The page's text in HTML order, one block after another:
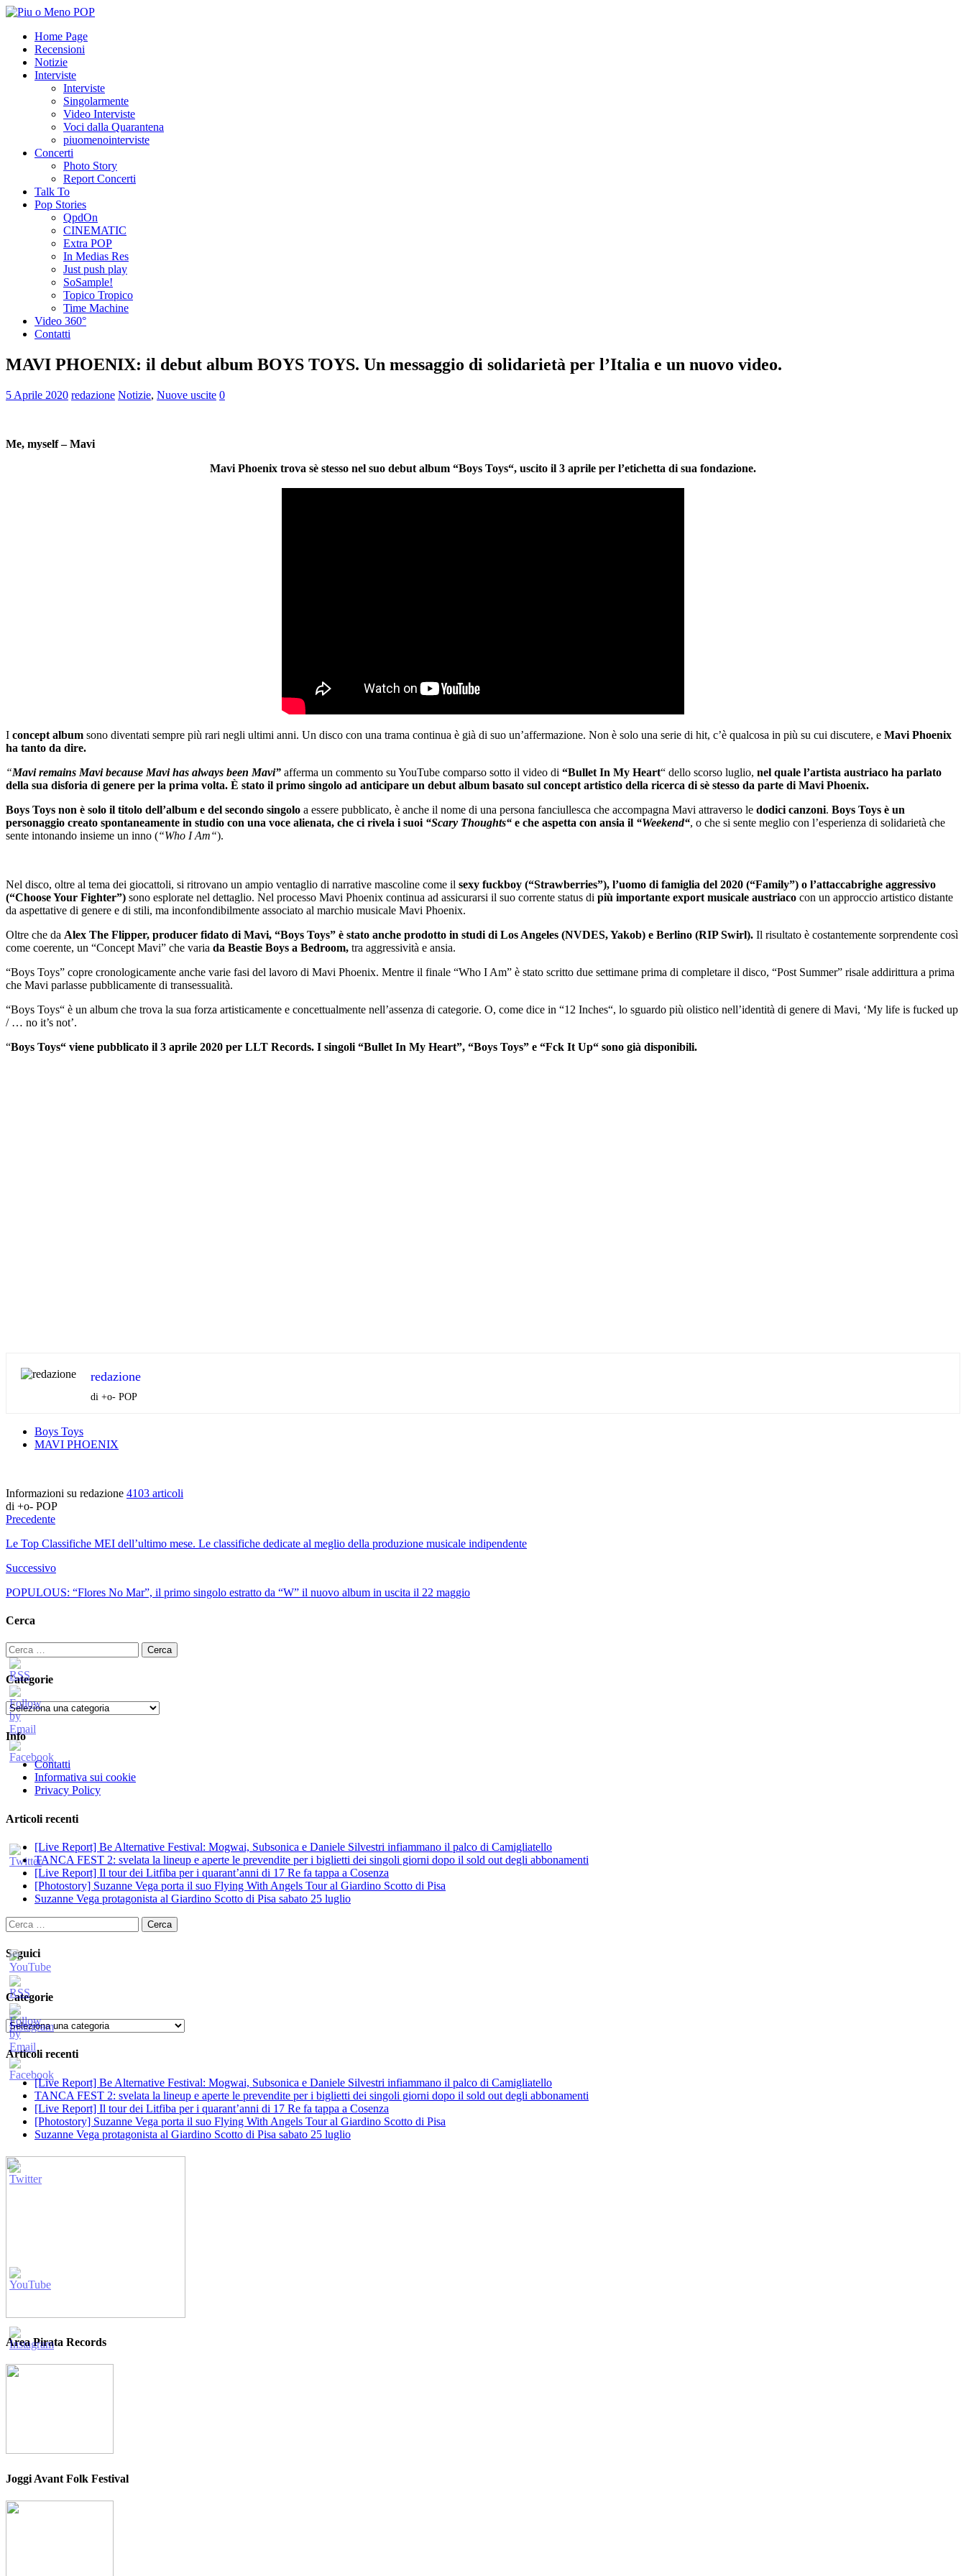
Home Page
Recensioni
Notizie
Interviste
Interviste
Singolarmente
Video Interviste
Voci dalla Quarantena
piuomenointerviste
Concerti
Photo Story
Report Concerti
Talk To
Pop Stories
QpdOn
CINEMATIC
Extra POP
In Medias Res
Just push play
SoSample!
Topico Tropico
Time Machine
Video 360°
Contatti
MAVI PHOENIX: il debut album BOYS TOYS. Un messaggio di solidarietà per l’Italia e un nuovo video.
5 Aprile 2020 redazione Notizie, Nuove uscite 0
Me, myself – Mavi
Mavi Phoenix trova sè stesso nel suo debut album “Boys Toys“, uscito il 3 aprile per l’etichetta di sua fondazione.
I concept album sono diventati sempre più rari negli ultimi anni. Un disco con una trama continua è già di suo un’affermazione. Non è solo una serie di hit, c’è qualcosa in più su cui discutere, e Mavi Phoenix
ha tanto da dire.
“Mavi remains Mavi because Mavi has always been Mavi” afferma un commento su YouTube comparso sotto il video di “Bullet In My Heart“ dello scorso luglio, nel quale l’artista austriaco ha parlato
della sua disforia di genere per la prima volta. È stato il primo singolo ad anticipare un debut album basato sul concept artistico della ricerca di sè stesso da parte di Mavi Phoenix.
Boys Toys non è solo il titolo dell’album e del secondo singolo a essere pubblicato, è anche il nome di una persona fanciullesca che accompagna Mavi attraverso le dodici canzoni. Boys Toys è un
personaggio creato spontaneamente in studio con una voce alienata, che ci rivela i suoi “Scary Thoughts“ e che aspetta con ansia il “Weekend“, o che si sente meglio con l’esperienza di solidarietà che
sente intonando insieme un inno (“Who I Am“).
Nel disco, oltre al tema dei giocattoli, si ritrovano un ampio ventaglio di narrative mascoline come il sexy fuckboy (“Strawberries”), l’uomo di famiglia del 2020 (“Family”) o l’attaccabrighe aggressivo
(“Choose Your Fighter”) sono esplorate nel dettaglio. Nel processo Mavi Phoenix continua ad assicurarsi il suo corrente status di più importante export musicale austriaco con un approccio artistico distante
da aspettative di genere e di stili, ma inconfondibilmente associato al marchio musicale Mavi Phoenix.
Oltre che da Alex The Flipper, producer fidato di Mavi, “Boys Toys” è stato anche prodotto in studi di Los Angeles (NVDES, Yakob) e Berlino (RIP Swirl). Il risultato è costantemente sorprendente così
come coerente, un “Concept Mavi” che varia da Beastie Boys a Bedroom, tra aggressività e ansia.
“Boys Toys” copre cronologicamente anche varie fasi del lavoro di Mavi Phoenix. Mentre il finale “Who I Am” è stato scritto due settimane prima di completare il disco, “Post Summer” risale addirittura a prima
che Mavi parlasse pubblicamente di transessualità.
“Boys Toys“ è un album che trova la sua forza artisticamente e concettualmente nell’assenza di categorie. O, come dice in “12 Inches“, lo sguardo più olistico nell’identità di genere di Mavi, ‘My life is fucked up
/ … no it’s not’.
“Boys Toys“ viene pubblicato il 3 aprile 2020 per LLT Records. I singoli “Bullet In My Heart”, “Boys Toys” e “Fck It Up“ sono già disponibili.
redazione
di +o- POP
Boys Toys
MAVI PHOENIX
Informazioni su redazione 4103 articoli
di +o- POP
Precedente
Le Top Classifiche MEI dell’ultimo mese. Le classifiche dedicate al meglio della produzione musicale indipendente
Successivo
POPULOUS: “Flores No Mar”, il primo singolo estratto da “W” il nuovo album in uscita il 22 maggio
Cerca
Ricerca
per:
Categorie
Categorie
Info
Contatti
Informativa sui cookie
Privacy Policy
Articoli recenti
[Live Report] Be Alternative Festival: Mogwai, Subsonica e Daniele Silvestri infiammano il palco di Camigliatello
TANCA FEST 2: svelata la lineup e aperte le prevendite per i biglietti dei singoli giorni dopo il sold out degli abbonamenti
[Live Report] Il tour dei Litfiba per i quarant’anni di 17 Re fa tappa a Cosenza
[Photostory] Suzanne Vega porta il suo Flying With Angels Tour al Giardino Scotto di Pisa
Suzanne Vega protagonista al Giardino Scotto di Pisa sabato 25 luglio
Ricerca
per:
Seguici
Categorie
Categorie
Articoli recenti
[Live Report] Be Alternative Festival: Mogwai, Subsonica e Daniele Silvestri infiammano il palco di Camigliatello
TANCA FEST 2: svelata la lineup e aperte le prevendite per i biglietti dei singoli giorni dopo il sold out degli abbonamenti
[Live Report] Il tour dei Litfiba per i quarant’anni di 17 Re fa tappa a Cosenza
[Photostory] Suzanne Vega porta il suo Flying With Angels Tour al Giardino Scotto di Pisa
Suzanne Vega protagonista al Giardino Scotto di Pisa sabato 25 luglio
Area Pirata Records
Joggi Avant Folk Festival